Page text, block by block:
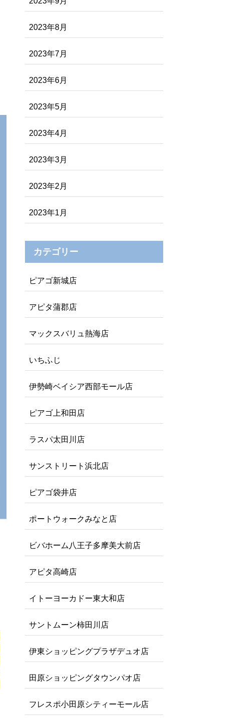
2023年8月
2023年7月
2023年6月
2023年5月
2023年4月
2023年3月
2023年2月
2023年1月
カテゴリー
ピアゴ新城店
アピタ蒲郡店
マックスバリュ熱海店
いちふじ
伊勢崎ベイシア西部モール店
ピアゴ上和田店
ラスパ太田川店
サンストリート浜北店
ピアゴ袋井店
ポートウォークみなと店
ビバホーム八王子多摩美大前店
アピタ高崎店
イトーヨーカドー東大和店
サントムーン柿田川店
伊東ショッピングプラザデュオ店
田原ショッピングタウンパオ店
フレスポ小田原シティーモール店